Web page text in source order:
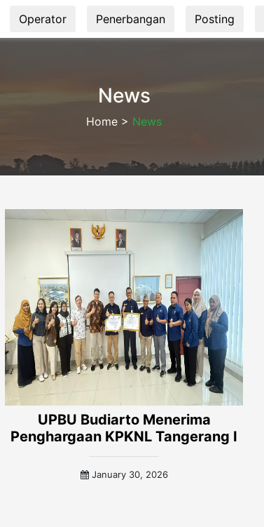
Operator Penerbangan Posting
News
Home > News
UPBU Budiarto Menerima
Penghargaan KPKNL Tangerang I
January 30, 2026